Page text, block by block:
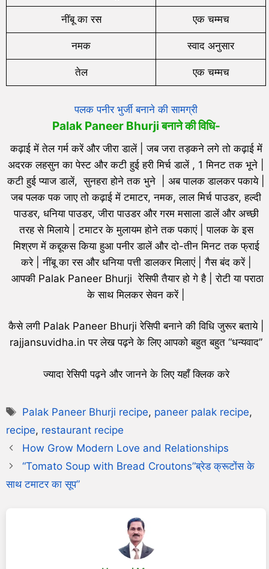
नींबू का रस एक चम्मच
नमक स्वाद अनुसार
तेल एक चम्मच
पलक पनीर भुर्जी बनाने की सामग्री
Palak Paneer Bhurji बनाने की विधि-
कढ़ाई में तेल गर्म करें और जीरा डालें | जब जरा तड़कने लगे तो कढ़ाई में
अदरक लहसुन का पेस्ट और कटी हुई हरी मिर्च डालें , 1 मिनट तक भूने |
कटी हुई प्याज डालें, सुनहरा होने तक भुने | अब पालक डालकर पकाये |
जब पलक पक जाए तो कढ़ाई में टमाटर, नमक, लाल मिर्च पाउडर, हल्दी
पाउडर, धनिया पाउडर, जीरा पाउडर और गरम मसाला डालें और अच्छी
तरह से मिलाये | टमाटर के मुलायम होने तक पकाएं | पालक के इस
मिश्रण में कद्दूकस किया हुआ पनीर डालें और दो-तीन मिनट तक फ्राई
करे | नींबू का रस और धनिया पत्ती डालकर मिलाएं | गैस बंद करें |
आपकी Palak Paneer Bhurji रेसिपी तैयार हो गे है | रोटी या पराठा
के साथ मिलकर सेवन करें |
कैसे लगी Palak Paneer Bhurji रेसिपी बनाने की विधि जुरूर बताये |
rajjansuvidha.in पर लेख पढ़ने के लिए आपको बहुत बहुत “धन्यवाद”
ज्यादा रेसिपी पढ़ने और जानने के लिए यहाँ क्लिक करे
Palak Paneer Bhurji recipe, paneer palak recipe,
recipe, restaurant recipe
How Grow Modern Love and Relationships
“Tomato Soup with Bread Croutons”ब्रेड क्रूटोंस के
साथ टमाटर का सूप”